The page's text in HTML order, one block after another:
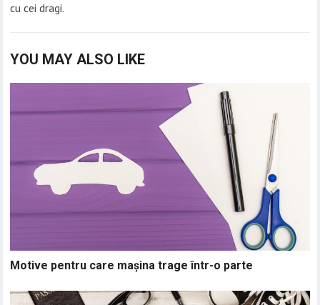
cu cei dragi.
YOU MAY ALSO LIKE
Motive pentru care mașina trage într-o parte